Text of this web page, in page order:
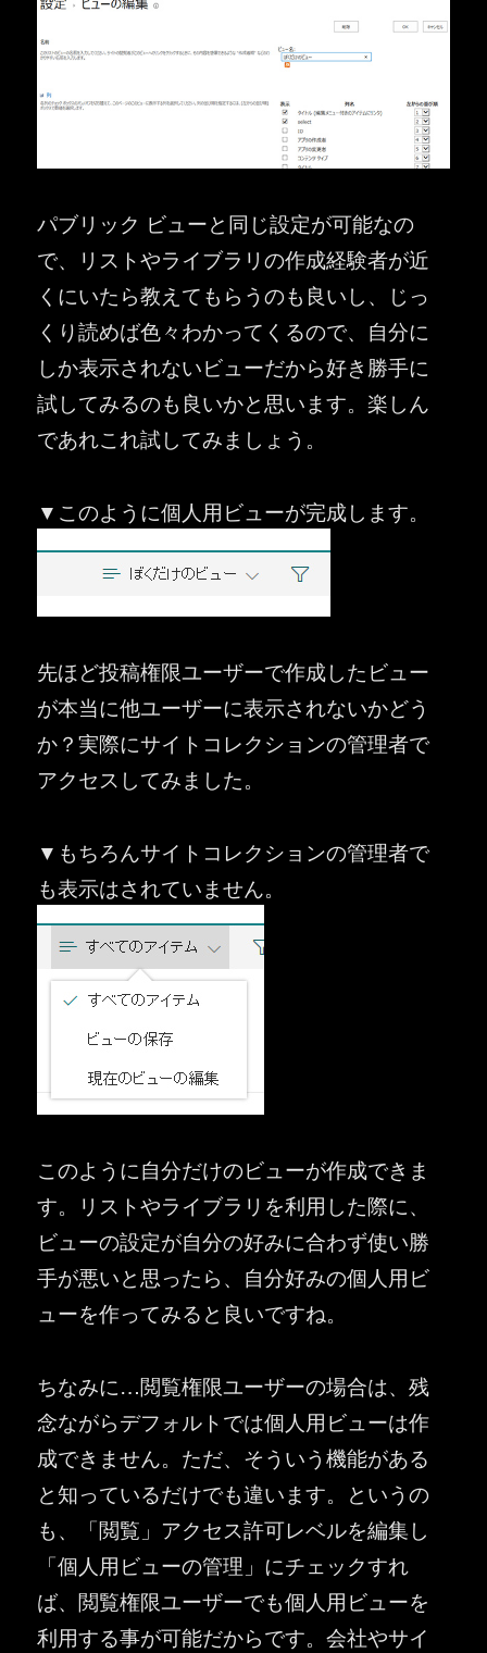
パブリック ビューと同じ設定が可能なの
で、リストやライブラリの作成経験者が近
くにいたら教えてもらうのも良いし、じっ
くり読めば色々わかってくるので、自分に
しか表示されないビューだから好き勝手に
試してみるのも良いかと思います。楽しん
であれこれ試してみましょう。
▼このように個人用ビューが完成します。
先ほど投稿権限ユーザーで作成したビュー
が本当に他ユーザーに表示されないかどう
か？実際にサイトコレクションの管理者で
アクセスしてみました。
▼もちろんサイトコレクションの管理者で
も表示はされていません。
このように自分だけのビューが作成できま
す。リストやライブラリを利用した際に、
ビューの設定が自分の好みに合わず使い勝
手が悪いと思ったら、自分好みの個人用ビ
ューを作ってみると良いですね。
ちなみに…閲覧権限ユーザーの場合は、残
念ながらデフォルトでは個人用ビューは作
成できません。ただ、そういう機能がある
と知っているだけでも違います。というの
も、「閲覧」アクセス許可レベルを編集し
「個人用ビューの管理」にチェックすれ
ば、閲覧権限ユーザーでも個人用ビューを
利用する事が可能だからです。会社やサイ